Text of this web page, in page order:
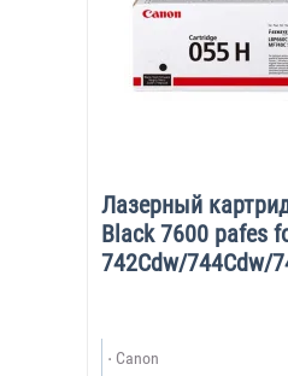
Лазерный
Black 7600 pafes
742Cdw/744Cdw/
Canon